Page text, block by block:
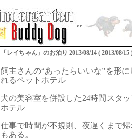
「レイちゃん」のお泊り 2013/08/14 ( 2013/08/15
飼主さんの“あったらいいな”を形
れるペットホテル
犬の美容室を併設した24時間スタ
ホテル
仕事で時間が不規則、夜遅くまで
もある。